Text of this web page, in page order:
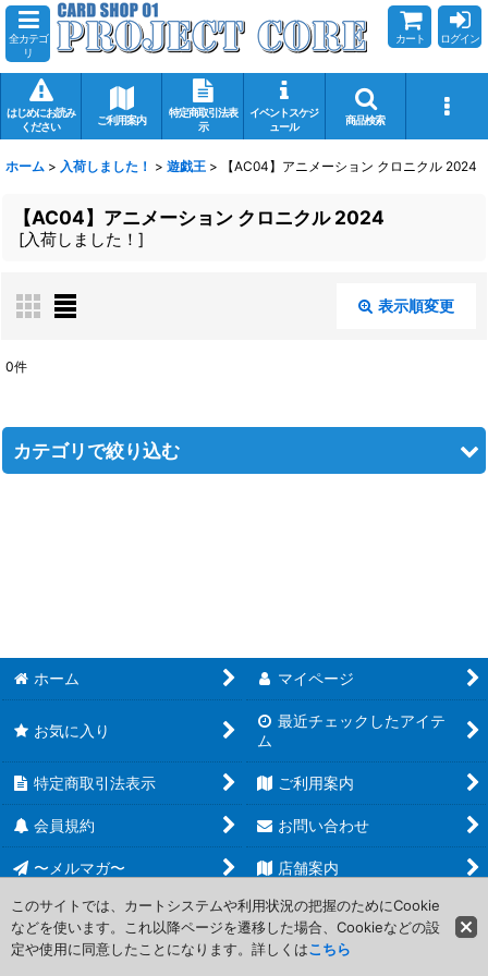
全カテゴ
リ
カート ログイン
はじめにお読み
ください
ご利用案内
特定商取引法表
示
イベントスケジ
ュール
商品検索
ホーム > 入荷しました！ > 遊戯王 > 【AC04】アニメーション クロニクル 2024
【AC04】アニメーション クロニクル 2024
[入荷しました！ ]
表示順変更
在庫あり
0件
カテゴリで絞り込む
【20AP】20th ANNIVERSARY PACK 1st WAVE
【AC04】アニメーション クロニクル 2024
【AC02】アニメーション クロニクル 2022
【AC01】アニメーション クロニクル 2021
【GS06】ゴールドシリーズ2014
ホーム マイページ
お気に入り
最近チェックしたアイテ
ム
特定商取引法表示 ご利用案内
会員規約 お問い合わせ
〜メルマガ〜 店舗案内
Copyright (C) 2006-2017 PROJECT CORE Corporation. All Rights
Reserved.
このサイトでは、カートシステムや利用状況の把握のためにCookie
などを使います。これ以降ページを遷移した場合、Cookieなどの設
定や使用に同意したことになります。詳しくはこちら